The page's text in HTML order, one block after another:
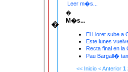
�
Leer m�s...
�
M�s...
El Lloret sube a
Este lunes
Recta final en la
Pau Bargall�
<< Inicio < Anterior 1